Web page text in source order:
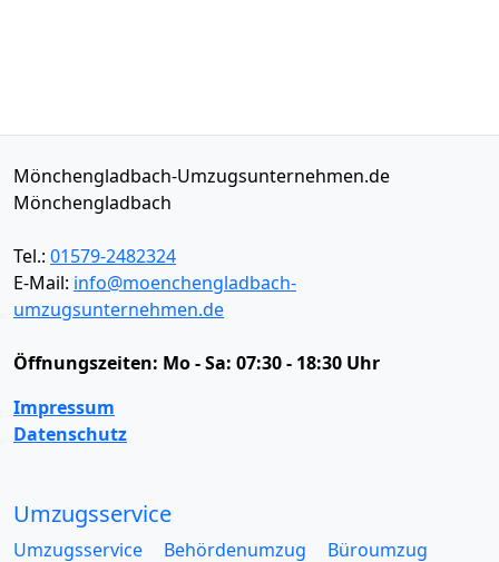
Mönchengladbach-Umzugsunternehmen.de
Mönchengladbach
Tel.: 01579-2482324
E-Mail: info@moenchengladbach-
umzugsunternehmen.de
Öffnungszeiten: Mo - Sa: 07:30 - 18:30 Uhr
Impressum
Datenschutz
Umzugsservice
Umzugsservice Behördenumzug
Büroumzug